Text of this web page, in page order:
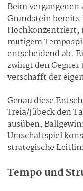
Beim
Grundstein
Hochkonzentriert,
mutigem
entscheidend ab.
zwingt den
verschafft der
Genau diese
Treia/Jübeck den
ausüben,
Umschaltspiel
strategische
Tempo und